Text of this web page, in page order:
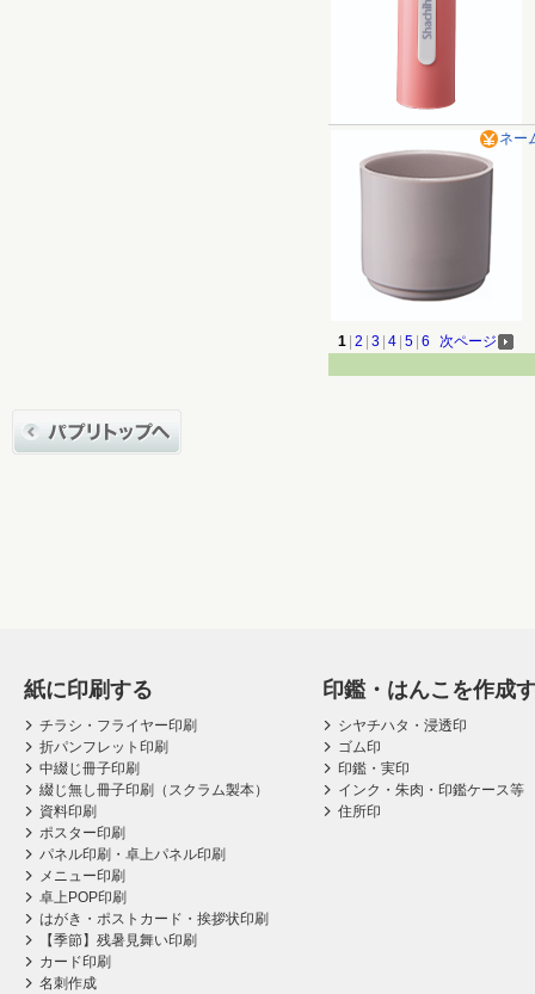
ネ
1 2 3 4 5 6 次ページ
紙に印刷する
チラシ・フライヤー印刷
折パンフレット印刷
中綴じ冊子印刷
綴じ無し冊子印刷（スクラム製本）
資料印刷
ポスター印刷
パネル印刷・卓上パネル印刷
メニュー印刷
卓上POP印刷
はがき・ポストカード・挨拶状印刷
【季節】残暑見舞い印刷
カード印刷
名刺作成
印鑑・はんこを作成
シヤチハタ・浸透印
ゴム印
印鑑・実印
インク・朱肉・印鑑ケース等
住所印